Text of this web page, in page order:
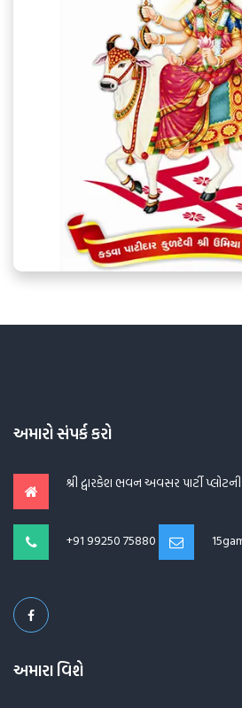
અમારો સંપર્ક કરો
શ્રી દ્વારકેશ ભવન અવસર પાર્ટી
+91 99250 75880
અમારા વિશે